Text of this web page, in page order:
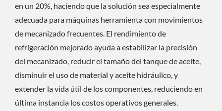
en un 20%, haciendo que la solución sea especialmente
adecuada para máquinas herramienta con movimientos
de mecanizado frecuentes. El rendimiento de
refrigeración mejorado ayuda a estabilizar la precisión
del mecanizado, reducir el tamaño del tanque de aceite,
disminuir el uso de material y aceite hidráulico, y
extender la vida útil de los componentes, reduciendo en
última instancia los costos operativos generales.